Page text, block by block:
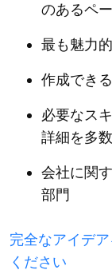
のあるペ
最も魅力
作成でき
必要なス
詳細を多
会社に関
部門
完全なアイデ
ください